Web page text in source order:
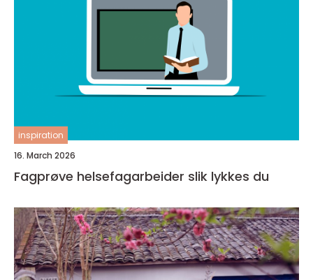
inspiration
16. March 2026
Fagprøve helsefagarbeider slik lykkes du